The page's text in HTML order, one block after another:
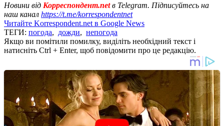
Новини від Корреспондент.netв Telegram. Підписуйтесь на
наш канал https://t.me/korrespondentnet
Читайте Korrespondent.net в Google News
ТЕГИ: погода, дожди, непогода
Якщо ви помітили помилку, виділіть необхідний текст і
натисніть Ctrl + Enter, щоб повідомити про це редакцію.